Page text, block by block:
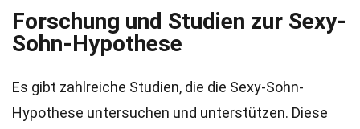
Forschung und Studien zur Sexy-
Sohn-Hypothese
Es gibt zahlreiche Studien, die die Sexy-Sohn-
Hypothese untersuchen und unterstützen. Diese